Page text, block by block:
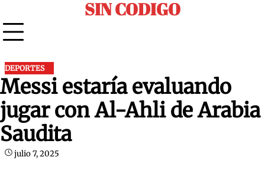
to
content
SIN CODIGO
DEPORTES
Messi estaría evaluando
jugar con Al-Ahli de Arabia
Saudita
julio 7, 2025